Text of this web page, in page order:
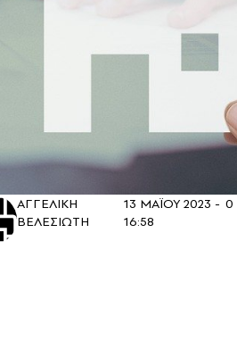
ΑΓΓΕΛΙΚΗ
ΒΕΛΕΣΙΩΤΗ
13 ΜΑΪΟΥ 2023 -
16:58
0